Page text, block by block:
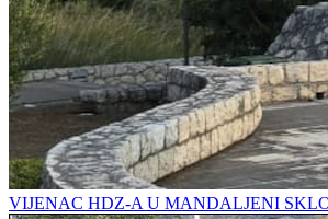
VIJENAC HDZ-A U MANDALJENI